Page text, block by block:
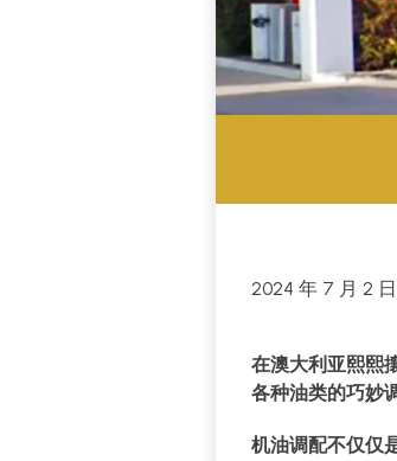
2024 年 7 月 2 日
在澳大利亚熙熙
各种油类的巧妙
机油调配不仅仅